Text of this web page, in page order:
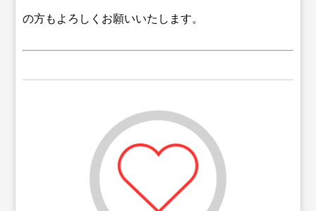
しています。
の方もよろしくお願いいたします。